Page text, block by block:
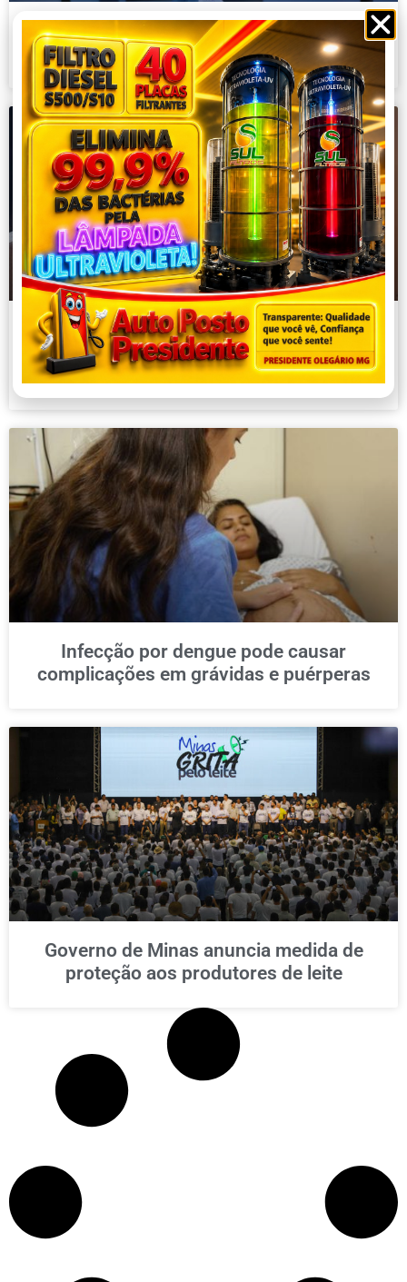
Copa Libertadores: todos os grupos
sorteados
Onda de calor: confira dicas de
economia de energia para dias de
temperaturas elevadas
Infecção por dengue pode causar
complicações em grávidas e puérperas
Governo de Minas anuncia medida de
proteção aos produtores de leite